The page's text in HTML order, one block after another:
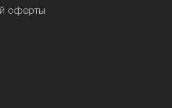
оферты